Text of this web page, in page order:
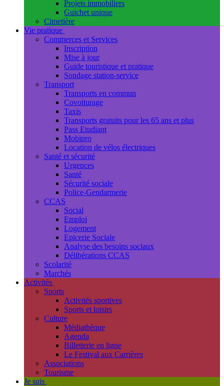
Projets immobiliers
Guichet unique
Cimetière
Vie pratique
Commerces et Services
Inscription
Mise à jour
Guide touristique et pratique
Sondage station-service
Transport
Transports en commun
Covoiturage
Taxis
Transports gratuits pour les 65 ans et plus
Pass Etudiant
Mobipro
Location de vélos électriques
Santé et sécurité
Urgences
Santé
Sécurité sociale
Police-Gendarmerie
CCAS
Social
Emploi
Logement
Epicerie Sociale
Analyse des besoins sociaux
Délibérations CCAS
Scolarité
Marchés
Activités
Sports
Activités sportives
Sports et loisirs
Culture
Médiathèque
Agenda
Billetterie en ligne
Le Festival aux Carrières
Associations
Tourisme
Je suis